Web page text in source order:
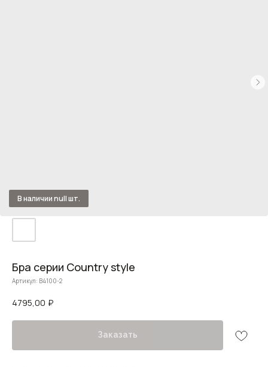
Бра серии Country style
Артикул: B4100-2
4795,00 ₽
Заказать